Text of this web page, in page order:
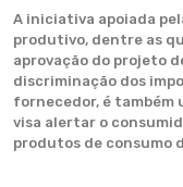
A iniciativa apoiada
produtivo, dentre as
aprovação do projeto
discriminação dos
fornecedor, é também
visa alertar o
produtos de consumo